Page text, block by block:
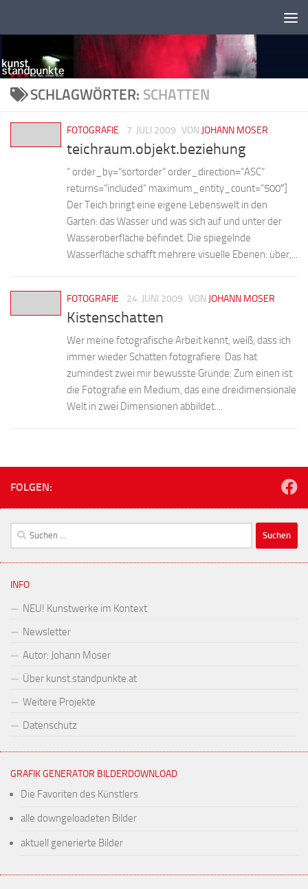
SCHLAGWÖRTER: SCHATTEN
FOTOGRAFIE 7. JULI 2009 VON JOHANN MOSER
teichraum.objekt.beziehung
“ order_by=“sortorder“ order_direction=“ASC“
returns=“included“ maximum_entity_count=“500″]
Der Teich bringt eine eigene Lebenswelt in den
Garten: das Wasser und was sich auf und unter der
Wasseroberfläche befindet. Die spiegelnde
Wasserfläche schafft mehrere visuelle Ebenen: über,...
FOTOGRAFIE 24. JUNI 2009 VON JOHANN MOSER
Kistenschatten
Wer meine fotografische Arbeit kennt, weiß, dass ich
immer wieder Schatten fotografiere. Das hat
zumindest zwei mir bewusste Gründe: Zum einen ist
die Fotografie ein Medium, das eine dreidimensionale
Welt in zwei Dimensionen abbildet....
FOLGEN:
Suchen
nach:
INFO
NEU! Kunstwerke im Kontext
Newsletter
Autor: Johann Moser
Über kunst.standpunkte.at
Weitere Projekte
Datenschutz
GRAFIK GENERATOR BILDERDOWNLOAD
Die Favoriten des Künstlers
alle downgeloadeten Bilder
aktuell generierte Bilder